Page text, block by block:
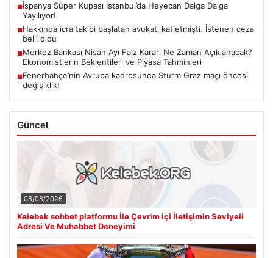
■İspanya Süper Kupası İstanbul’da Heyecan Dalga Dalga
Yayılıyor!
■Hakkında icra takibi başlatan avukatı katletmişti. İstenen ceza
belli oldu
■Merkez Bankası Nisan Ayı Faiz Kararı Ne Zaman Açıklanacak?
Ekonomistlerin Beklentileri ve Piyasa Tahminleri
■Fenerbahçe’nin Avrupa kadrosunda Sturm Graz maçı öncesi
değişiklik!
Güncel
08/08/2026
Kelebek sohbet platformu İle Çevrim içi İletişimin Seviyeli
Adresi Ve Muhabbet Deneyimi